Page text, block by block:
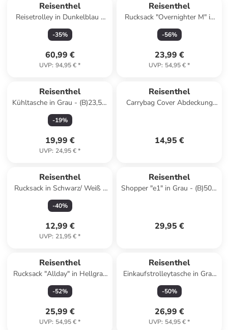
Reisenthel
Reisetrolley in Dunkelblau -
(B)49 x (H)41 x (T)30 cm
-35%
60,99 €
UVP: 94,95 €*
Reisenthel
Rucksack "Overnighter M" in
Dunkelblau - (B)30 x (H)41 x
(T)15 cm
-56%
23,99 €
UVP: 54,95 €*
Reisenthel
Kühltasche in Grau - (B)23,5 x
(H)16 x (T)12 cm
-19%
19,99 €
UVP: 24,95 €*
Reisenthel
Carrybag Cover Abdeckung
14,95 €
Reisenthel
Rucksack in Schwarz/ Weiß -
(B)30 x (H)45 x (T)11 cm
-40%
12,99 €
UVP: 21,95 €*
Reisenthel
Shopper "e1" in Grau - (B)50 x
29,95 €
Reisenthel
Rucksack "Allday" in Hellgrau
- (B)30 x (H)39 x (T)13 cm
-52%
25,99 €
UVP: 54,95 €*
Reisenthel
Einkaufstrolleytasche in Grau
- (B)34 x (H)60 x (T)24 cm
-50%
26,99 €
UVP: 54,95 €*